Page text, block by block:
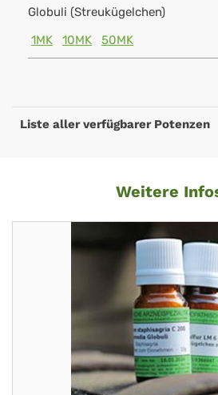
Globuli (Streukügelchen)
1MK
10MK 50MK
Liste aller verfügbarer Potenzen
Weitere